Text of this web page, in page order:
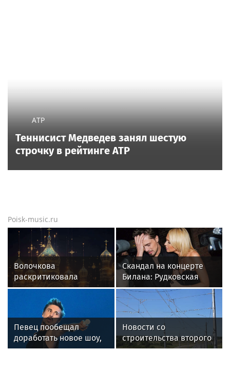
ATP
Теннисист Медведев занял шестую
строчку в рейтинге ATP
Poisk-music.ru
Волочкова
раскритиковала
концерт Билана в
Москве за плохую
организацию
Скандал на концерте
Билана: Рудковская
прокомментировала и
в Сети "взорвались"
Певец пообещал
доработать новое шоу,
подвергнутое критике
Новости со
строительства второго
этапа линии